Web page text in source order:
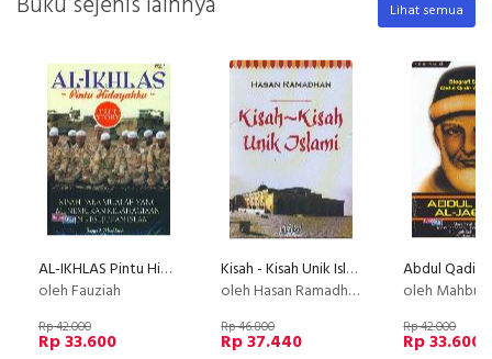
Lihat semua
AL-IKHLAS Pintu Hidayahku
oleh Fauziah
Rp 42.000
Rp 33.600
Kisah - Kisah Unik Islami
oleh Hasan Ramadhan
Rp 46.800
Rp 37.440
oleh Mahbuh
Rp 42.000
Rp 33.600